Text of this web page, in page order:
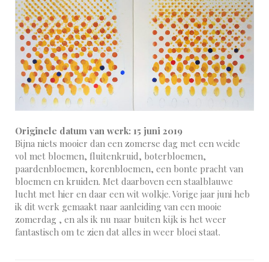
Originele datum van werk: 15 juni 2019
Bijna niets mooier dan een zomerse dag met een weide
vol met bloemen, fluitenkruid, boterbloemen,
paardenbloemen, korenbloemen, een bonte pracht van
bloemen en kruiden. Met daarboven een staalblauwe
lucht met hier en daar een wit wolkje. Vorige jaar juni heb
ik dit werk gemaakt naar aanleiding van een mooie
zomerdag , en als ik nu naar buiten kijk is het weer
fantastisch om te zien dat alles in weer bloei staat.